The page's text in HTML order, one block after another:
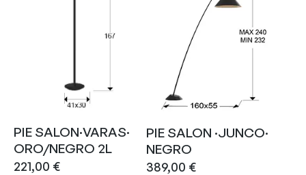
PIE SALON·VARAS·
ORO/NEGRO 2L
221,00 €
PIE SALON ·JUNCO·
NEGRO
389,00 €